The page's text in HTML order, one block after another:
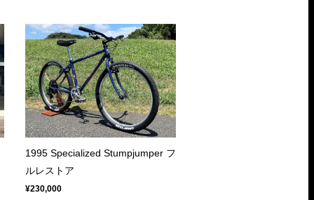
1995 Specialized Stumpjumper フ
ルレストア
¥230,000